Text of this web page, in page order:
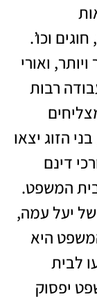
וכו’.
ואורי
רבות
הזוג יצאו
דינם
המשפט.
של יעל עמה,
היא
לבית
יפסוק